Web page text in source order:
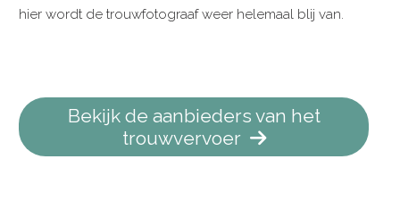
hier wordt de trouwfotograaf weer helemaal blij van.
Bekijk de aanbieders van het
trouwvervoer